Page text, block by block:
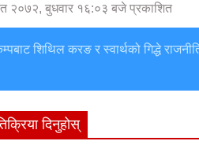
२०७२, बुधवार १६:०३ बजे प्रकाशित
शिथिल करङ र स्वार्थको गिद्धे
दिनुहोस्